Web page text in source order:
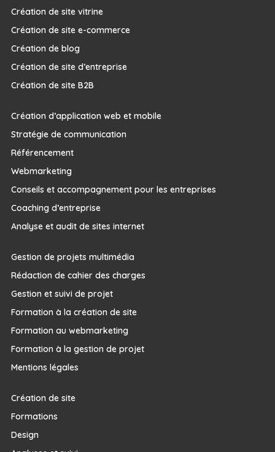
Création de site vitrine
Création de site e-commerce
Création de blog
Création de site d’entreprise
Création de site B2B
Création d’application web et mobile
Stratégie de communication
Référencement
Webmarketing
Conseils et accompagnement pour les entreprises
Coaching d’entreprise
Analyse et audit de sites internet
Gestion de projets multimédia
Rédaction de cahier des charges
Gestion et suivi de projet
Formation à la création de site
Formation au webmarketing
Formation à la gestion de projet
Mentions légales
Création de site
Formations
Design